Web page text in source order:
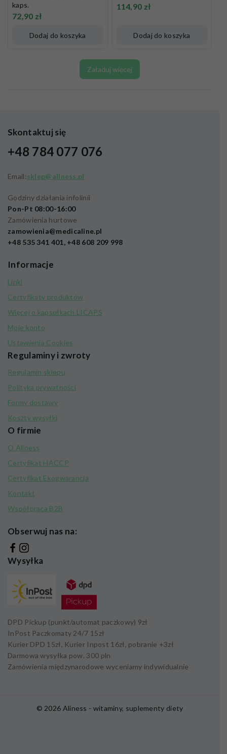
kaps.
72,90 zł
Dodaj do koszyka
114,90 zł
Dodaj do koszyka
Załaduj więcej
Skontaktuj się
+48 784 077 076
Email:sklep@aliness.pl
Godziny działania infolinii
Pon-Pt 08:00-16:00
Zamówienia hurtowe
zamowienia@medicaline.pl
+48 535 341 401, +48 608 209 998
Informacje
Linki
Certyfikaty produktów
Więcej o kapsułkach LICAPS
Moje konto
Ustawienia Cookies
Regulaminy i zwroty
Regulamin sklepu
Polityka prywatności
Formy dostawy
Koszty wysyłki
O firmie
O Aliness
Certyfikat HACCP
Certyfikat Ekogwarancja
Kontakt
Współpraca B2B
Obserwuj nas na:
Wysyłka
DPD Pickup (punkt/automat paczkowy) 9zł
InPost Paczkomaty 24/7 15zł
Kurier DPD 15zł, Kurier Inpost 16zł, pobranie +3zł
Darmowa wysyłka pow.300 pln
Zamówienia międzynarodowe wyceniamy indywidualnie
© 2026 Aliness - witaminy, suplementy diety